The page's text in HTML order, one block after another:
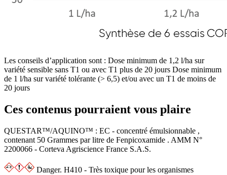
Les conseils d’application sont : Dose minimum de 1,2 l/ha sur
variété sensible sans T1 ou avec T1 plus de 20 jours Dose minimum
de 1 l/ha sur variété tolérante (> 6,5) et/ou avec un T1 de moins de
20 jours
Ces contenus pourraient vous plaire
QUESTAR™/AQUINO™ : EC - concentré émulsionnable ,
contenant 50 Grammes par litre de Fenpicoxamide . AMM N°
2200066 - Corteva Agriscience France S.A.S.
Danger. H410 - Très toxique pour les organismes